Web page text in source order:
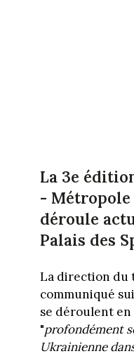
La 3e
- Métropole
déroule
Palais des
La direction du
communiqué
se déroulent
"profondément
Ukrainienne